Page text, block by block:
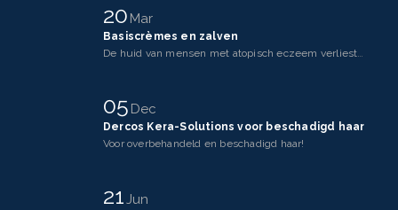
20Mar
Basiscrèmes en zalven
De huid van mensen met atopisch eczeem verliest makkelijker vocht dan een gezonde huid. Dit komt doo
05Dec
Dercos Kera-Solutions voor beschadigd haar
Voor overbehandeld en beschadigd haar!
21Jun